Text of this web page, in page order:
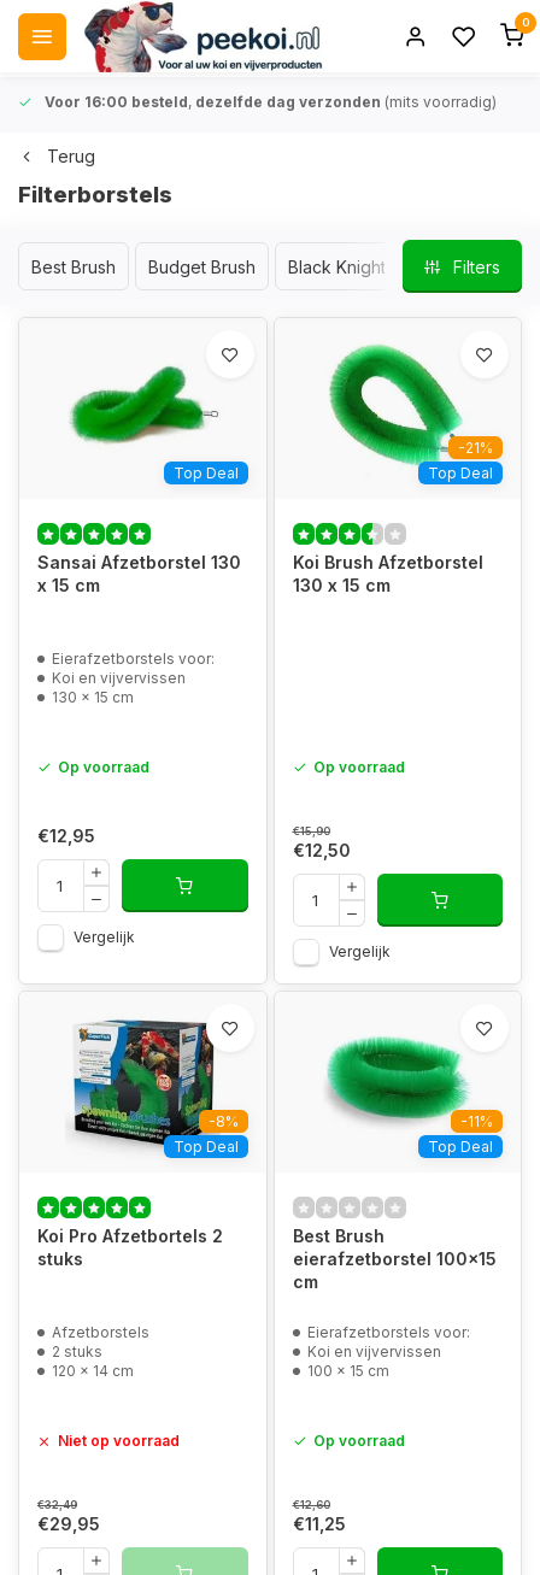
0
Voor 16:00 besteld, dezelfde dag verzonden (mits voorradig)
Terug
Filterborstels
Best Brush Budget Brush Black Knight / Koi BrushFilters
Top Deal
Sansai Afzetborstel 130
x 15 cm
Eierafzetborstels voor:
Koi en vijvervissen
130 x 15 cm
Op voorraad
€12,95
Vergelijk
-21%
Top Deal
Koi Brush Afzetborstel
130 x 15 cm
Op voorraad
€15,90
€12,50
Vergelijk
-8%
Top Deal
Koi Pro Afzetbortels 2
stuks
Afzetborstels
2 stuks
120 x 14 cm
Niet op voorraad
€32,49
€29,95
-11%
Top Deal
Best Brush
eierafzetborstel 100x15
cm
Eierafzetborstels voor:
Koi en vijvervissen
100 x 15 cm
Op voorraad
€12,60
€11,25